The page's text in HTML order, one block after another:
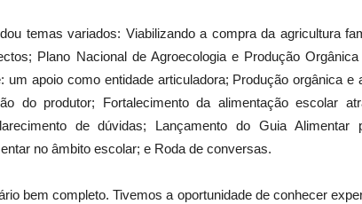
temas variados: Viabilizando a compra da agricultura
Plano Nacional de Agroecologia e Produção
um apoio como entidade articuladora; Produção orgânica e
do produtor; Fortalecimento da alimentação escolar
de dúvidas; Lançamento do Guia Alimentar
no âmbito escolar; e Roda de conversas.
bem completo. Tivemos a oportunidade de conhecer